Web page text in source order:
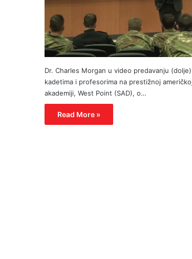
Dr. Charles Morgan u video predavanju
kadetima i profesorima na prestižnoj
akademiji, West Point (SAD), o…
Read More »